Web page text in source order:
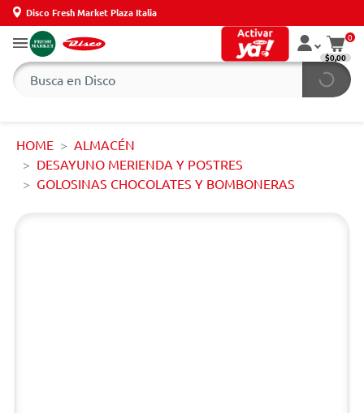
Disco Fresh Market Plaza Italia
0
$0,00
HOME
ALMACÉN
DESAYUNO MERIENDA Y POSTRES
GOLOSINAS CHOCOLATES Y BOMBONERAS